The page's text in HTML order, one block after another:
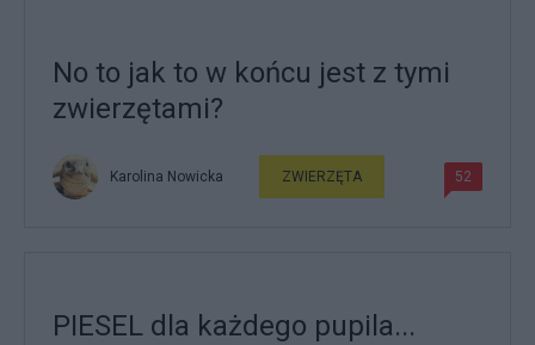
No to jak to w końcu jest z tymi
zwierzętami?
Karolina Nowicka ZWIERZĘTA 52
PIESEL dla każdego pupila...